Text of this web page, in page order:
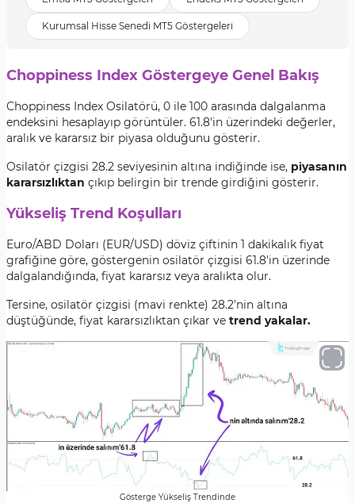
Kurumsal Hisse Senedi MT5 Göstergeleri
Choppiness Index Göstergeye Genel Bakış
Choppiness Index Osilatörü, 0 ile 100 arasında dalgalanma
endeksini hesaplayıp görüntüler. 61.8'in üzerindeki değerler,
aralık ve kararsız bir piyasa olduğunu gösterir.
Osilatör çizgisi 28.2 seviyesinin altına indiğinde ise, piyasanın
kararsızlıktan çıkıp belirgin bir trende girdiğini gösterir.
Yükseliş Trend Koşulları
Euro/ABD Doları (EUR/USD) döviz çiftinin 1 dakikalık fiyat
grafiğine göre, göstergenin osilatör çizgisi 61.8'in üzerinde
dalgalandığında, fiyat kararsız veya aralıkta olur.
Tersine, osilatör çizgisi (mavi renkte) 28.2'nin altına
düştüğünde, fiyat kararsızlıktan çıkar ve trend yakalar.
Gösterge Yükseliş Trendinde